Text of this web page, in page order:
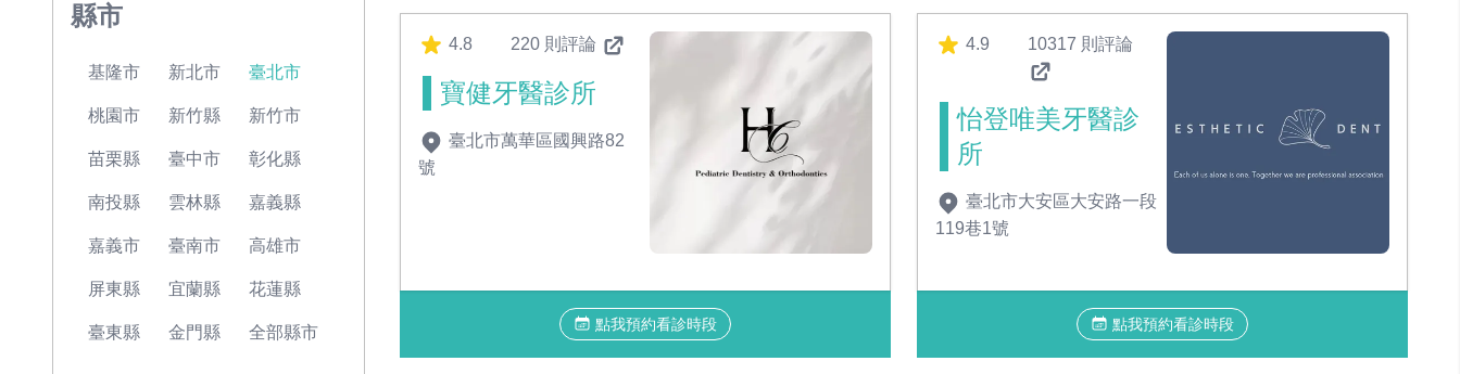
縣市
基隆市 新北市 臺北市
桃園市 新竹縣 新竹市
苗栗縣 臺中市 彰化縣
南投縣 雲林縣 嘉義縣
嘉義市 臺南市 高雄市
屏東縣 宜蘭縣 花蓮縣
臺東縣 金門縣 全部縣市
4.8 220 則評論
寶健牙醫診所
臺北市萬華區國興路82
號
點我預約看診時段
4.9 10317 則評論
怡登唯美牙醫診
所
臺北市大安區大安路一段
119巷1號
點我預約看診時段